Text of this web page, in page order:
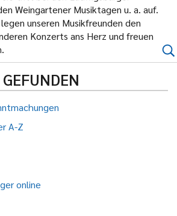
Weingartener Musiktagen u. a. auf.
unseren Musikfreunden den
Konzerts ans Herz und freuen
A-Z
online